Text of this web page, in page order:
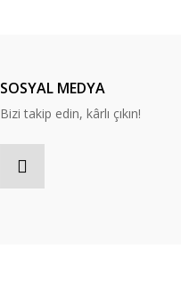
SOSYAL MEDYA
Bizi takip edin, kârlı çıkın!